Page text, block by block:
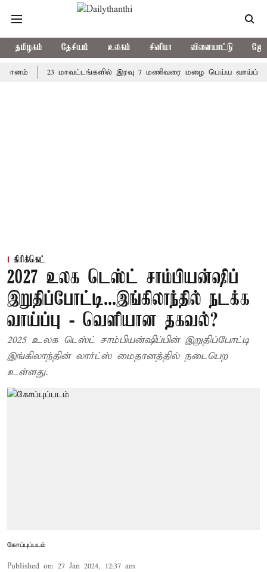
தமிழகம் தேசியம் உலகம் சினிமா விளையாட்டு
23 மாவட்டங்களில் இரவு 7 மணிவரை மழை பெய்ய வாய்ப்பு
கிரிக்கெட்
2027 உலக டெஸ்ட் சாம்பியன்ஷிப்
இறுதிப்போட்டி...இங்கிலாந்தில் நடக்க
வாய்ப்பு - வெளியான தகவல்?
2025 உலக டெஸ்ட் சாம்பியன்ஷிப்பின் இறுதிப்போட்டி
இங்கிலாந்தின் லார்ட்ஸ் மைதானத்தில் நடைபெற
உள்ளது.
கோப்புப்படம்
Published on: 27 Jan 2024, 12:37 am